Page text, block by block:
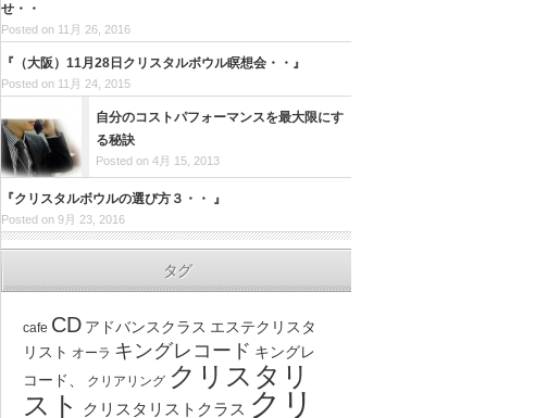
せ・・
Posted on 11月 26, 2016
『（大阪）11月28日クリスタルボウル瞑想会・・』
Posted on 11月 24, 2015
自分のコストパフォーマンスを最大限にす
る秘訣
Posted on 4月 15, 2013
『クリスタルボウルの選び方３・・ 』
Posted on 9月 23, 2016
タグ
cafe CD アドバンスクラス エステクリスタ
リスト オーラ キングレコード キングレ
コード、
クリアリング クリスタリ
スト
クリスタリストクラス クリ